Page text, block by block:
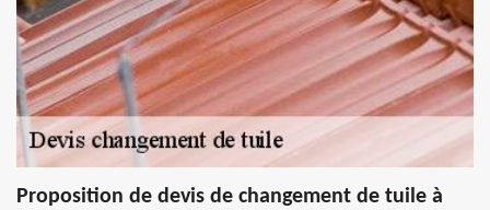
Proposition de devis de changement de tuile à